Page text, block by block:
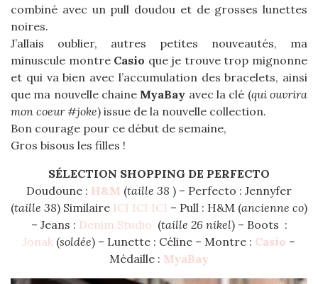
combiné avec un pull doudou et de grosses lunettes
noires.
J’allais oublier, autres petites nouveautés, ma
minuscule montre Casio que je trouve trop mignonne
et qui va bien avec l’accumulation des bracelets, ainsi
que ma nouvelle chaine MyaBay avec la clé (qui ouvrira
mon coeur #joke) issue de la nouvelle collection.
Bon courage pour ce début de semaine,
Gros bisous les filles !
SÉLECTION SHOPPING DE PERFECTO
Doudoune : H&M (taille 38 ) – Perfecto : Jennyfer
(taille 38) Similaire ICI ICI ICI – Pull : H&M (ancienne co)
– Jeans : Denim Studio (taille 26 nikel) – Boots :
Jonak (soldée) – Lunette : Céline – Montre : Casio –
Médaille : MyaBay